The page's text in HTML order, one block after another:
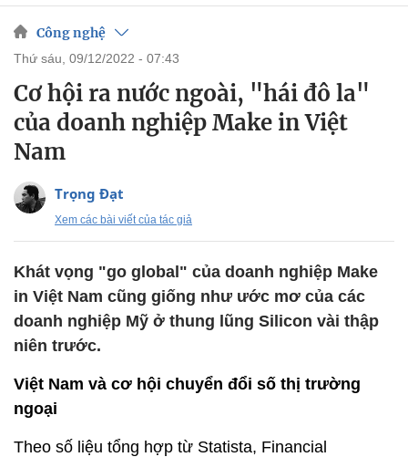
Công nghệ
thứ sáu, 09/12/2022 - 07:43
Cơ hội ra nước ngoài, "hái đô la"
của doanh nghiệp Make in Việt
Nam
Trọng Đạt
Xem các bài viết của tác giả
Khát vọng "go global" của doanh nghiệp Make
in Việt Nam cũng giống như ước mơ của các
doanh nghiệp Mỹ ở thung lũng Silicon vài thập
niên trước.
Việt Nam và cơ hội chuyển đổi số thị trường
ngoại
Theo số liệu tổng hợp từ Statista, Financial